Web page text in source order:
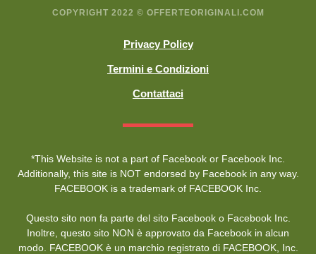
COPYRIGHT 2022 © OFFERTEORIGINALI.COM
Privacy Policy
Termini e Condizioni
Contattaci
*This Website is not a part of Facebook or Facebook Inc.
Additionally, this site is NOT endorsed by Facebook in any way.
FACEBOOK is a trademark of FACEBOOK Inc.
Questo sito non fa parte del sito Facebook o Facebook Inc.
Inoltre, questo sito NON è approvato da Facebook in alcun
modo. FACEBOOK è un marchio registrato di FACEBOOK, Inc.